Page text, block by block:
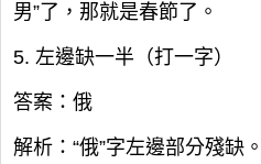
男”了，那就是春節了。
5. 左邊缺一半（打一字）
答案：俄
解析：“俄”字左邊部分殘缺。